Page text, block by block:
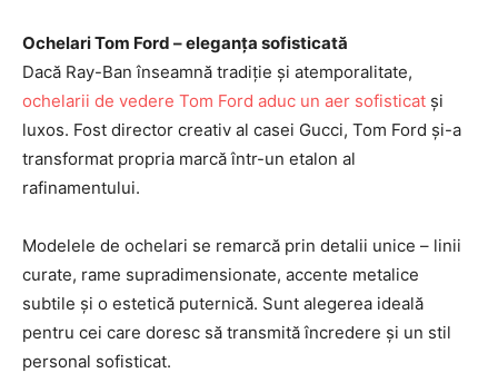
Ochelari Tom Ford – eleganța sofisticată
Dacă Ray-Ban înseamnă tradiție și atemporalitate,
ochelarii de vedere Tom Ford aduc un aer sofisticat și
luxos. Fost director creativ al casei Gucci, Tom Ford și-a
transformat propria marcă într-un etalon al
rafinamentului.
Modelele de ochelari se remarcă prin detalii unice – linii
curate, rame supradimensionate, accente metalice
subtile și o estetică puternică. Sunt alegerea ideală
pentru cei care doresc să transmită încredere și un stil
personal sofisticat.